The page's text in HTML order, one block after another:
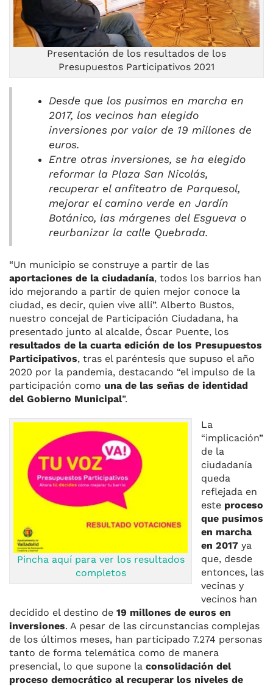
Presentación de los resultados de los
Presupuestos Participativos 2021
Desde que los pusimos en marcha en
2017, los vecinos han elegido
inversiones por valor de 19 millones de
euros.
Entre otras inversiones, se ha elegido
reformar la Plaza San Nicolás,
recuperar el anfiteatro de Parquesol,
mejorar el camino verde en Jardín
Botánico, las márgenes del Esgueva o
reurbanizar la calle Quebrada.
“Un municipio se construye a partir de las
aportaciones de la ciudadanía, todos los barrios han
ido mejorando a partir de quien mejor conoce la
ciudad, es decir, quien vive allí”. Alberto Bustos,
nuestro concejal de Participación Ciudadana, ha
presentado junto al alcalde, Óscar Puente, los
resultados de la cuarta edición de los Presupuestos
Participativos, tras el paréntesis que supuso el año
2020 por la pandemia, destacando “el impulso de la
participación como una de las señas de identidad
del Gobierno Municipal”.
Pincha aquí para ver los resultados
completos
La
“implicación”
de la
ciudadanía
queda
reflejada en
este proceso
que pusimos
en marcha
en 2017 ya
que, desde
entonces, las
vecinas y
vecinos han
decidido el destino de 19 millones de euros en
inversiones. A pesar de las circunstancias complejas
de los últimos meses, han participado 7.274 personas
tanto de forma telemática como de manera
presencial, lo que supone la consolidación del
proceso democrático al recuperar los niveles de